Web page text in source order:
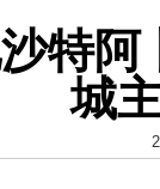
特
城